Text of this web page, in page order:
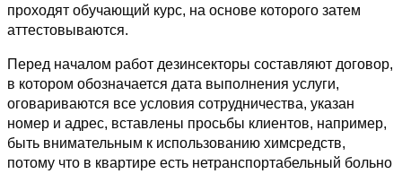
проходят обучающий курс, на основе которого затем
аттестовываются.
Перед началом работ дезинсекторы составляют договор,
в котором обозначается дата выполнения услуги,
оговариваются все условия сотрудничества, указан
номер и адрес, вставлены просьбы клиентов, например,
быть внимательным к использованию химсредств,
потому что в квартире есть нетранспортабельный больно